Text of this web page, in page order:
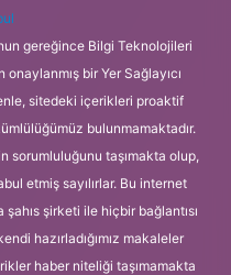
gereğince Bilgi Teknolojileri
bir Yer Sağlayıcı
sitedeki içerikleri proaktif
bulunmamaktadır.
sorumluluğunu taşımakta olup,
etmiş sayılırlar. Bu internet
şirketi ile hiçbir bağlantısı
hazırladığımız makaleler
haber niteliği taşımamakta